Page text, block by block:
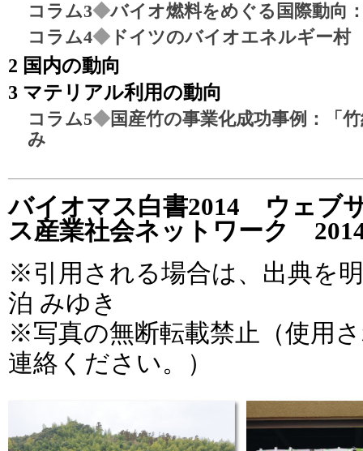
コラム3◆バイオ燃料をめぐる国際動向
コラム4◆ ドイツのバイオエネルギー村
2 国内の動向
3 マテリアル利用の動向
コラム5◆国産竹の事業化成功事例：「
み
バイオマス白書2014 ウェブ
ス産業社会ネットワーク
※引用される場合は、出典
泊 みゆき
※写真の無断転載禁止（使用
連絡ください。）